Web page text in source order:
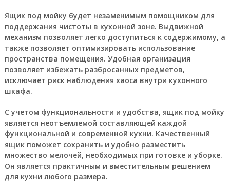
Ящик под мойку будет незаменимым помощником для
поддержания чистоты в кухонной зоне. Выдвижной
механизм позволяет легко доступиться к содержимому, а
также позволяет оптимизировать использование
пространства помещения. Удобная организация
позволяет избежать разбросанных предметов,
исключает риск наблюдения хаоса внутри кухонного
шкафа.
С учетом функциональности и удобства, ящик под мойку
является неотъемлемой составляющей каждой
функциональной и современной кухни. Качественный
ящик поможет сохранить и удобно разместить
множество мелочей, необходимых при готовке и уборке.
Он является практичным и вместительным решением
для кухни любого размера.